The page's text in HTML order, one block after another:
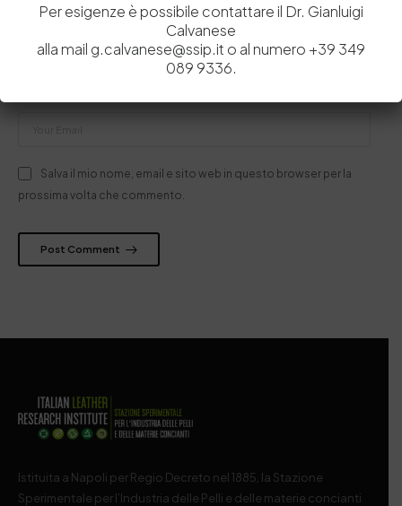
Salva il mio nome, email e sito web in questo browser per la
prossima volta che commento.
Post Comment
Istituita a Napoli per Regio Decreto nel 1885, la Stazione
Sperimentale per l’Industria delle Pelli e delle materie concianti
Per esigenze è possibile contattare il Dr. Gianluigi
Calvanese
alla mail g.calvanese@ssip.it o al numero +39 349
089 9336.